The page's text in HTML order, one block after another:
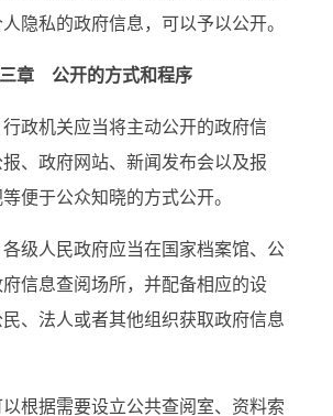
隐私的政府信息，可以予以公开。
章 公开的方式和程序
机关应当将主动公开的政府信
、政府网站、新闻发布会以及报
便于公众知晓的方式公开。
人民政府应当在国家档案馆、公
信息查阅场所，并配备相应的设
、法人或者其他组织获取政府信息
据需要设立公共查阅室、资料索